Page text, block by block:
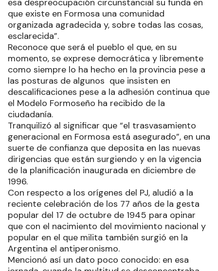
esa despreocupación circunstancial su funda en
que existe en Formosa una comunidad
organizada agradecida y, sobre todas las cosas,
esclarecida”.
Reconoce que será el pueblo el que, en su
momento, se exprese democrática y libremente
como siempre lo ha hecho en la provincia pese a
las posturas de algunos que insisten en
descalificaciones pese a la adhesión continua que
el Modelo Formoseño ha recibido de la
ciudadanía.
Tranquilizó al significar que “el trasvasamiento
generacional en Formosa está asegurado”, en una
suerte de confianza que deposita en las nuevas
dirigencias que están surgiendo y en la vigencia
de la planificación inaugurada en diciembre de
1996.
Con respecto a los orígenes del PJ, aludió a la
reciente celebración de los 77 años de la gesta
popular del 17 de octubre de 1945 para opinar
que con el nacimiento del movimiento nacional y
popular en el que milita también surgió en la
Argentina el antiperonismo.
Mencionó así un dato poco conocido: en esa